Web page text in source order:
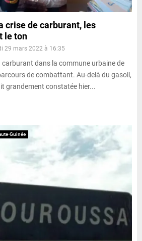
crise de carburant, les
le ton
29 mars 2022 à 16:35
carburant dans la commune urbaine de
de combattant. Au-delà du gasoil,
grandement constatée hier...
Guinée